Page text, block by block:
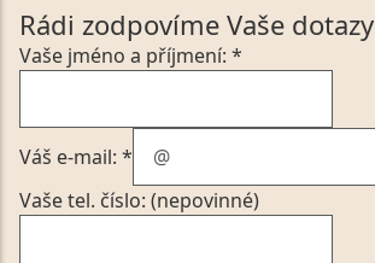
Rádi zodpovíme Vaše dotazy
Vaše jméno a příjmení: *
Váš e-mail: *
Vaše tel. číslo: (nepovinné)